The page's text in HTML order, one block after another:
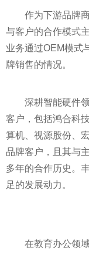
作为下游品牌
与客户的合作模式
业务通过OEM模式
牌销售的情况。
深耕智能硬件
客户，包括鸿合科
算机、视源股份、
品牌客户，且其与
多年的合作历史。
足的发展动力。
在教育办公领